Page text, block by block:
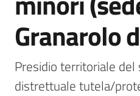
Amministrazione
A
Granarolo
Presidio territoriale del
distrettuale tutela/